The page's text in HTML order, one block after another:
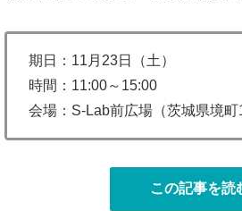
期日：11月23日（土）
時間：11:00～15:00
会場：S-Lab前広場（茨城県境町
この記事を読